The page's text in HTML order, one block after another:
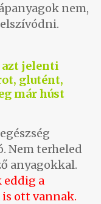
nem,
felszívódni.
azt jelenti
glutént,
már húst
Nem terheled
anyagokkal.
eddig a
ott vannak.